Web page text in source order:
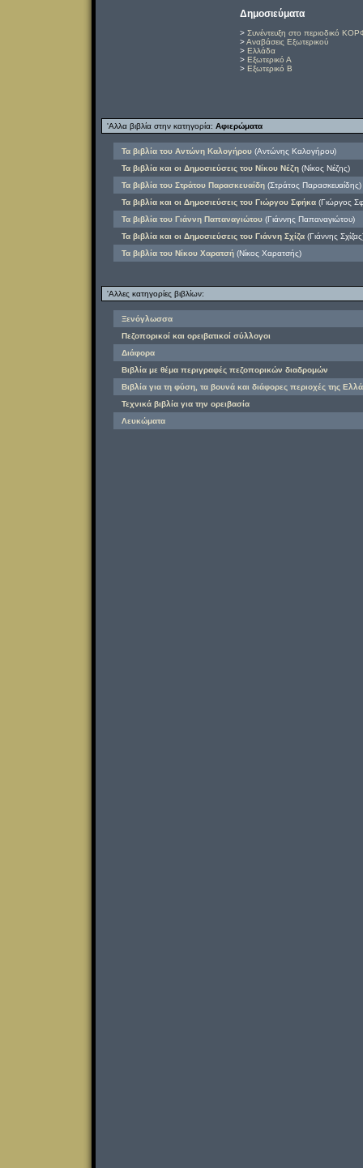
Δημοσιεύματα
> Συνέντευξη στο περιοδικό
>Αναβάσεις Εξωτερικού
> Ελλάδα
> Εξωτερικό Α
> Εξωτερικό Β
'Αλλα βιβλία στην κατηγορία: Αφιερώματα
Τα βιβλία του Αντώνη Καλογήρου(Αντώνης Καλογήρου)
Τα βιβλία και οι Δημοσιεύσεις του Νίκου Νέζη(Νίκος Νέζης)
Τα βιβλία του Στράτου Παρασκευαίδη (Στράτος Παρασκευαίδης)
Τα βιβλία και οι Δημοσιεύσεις του Γιώργου Σφήκα(Γιώργος
Τα βιβλία του Γιάννη Παπαναγιώτου(Γιάννης Παπαναγιώτου)
Τα βιβλία και οι Δημοσιεύσεις του Γιάννη Σχίζα(Γιάννης
Τα βιβλία του Νίκου Χαρατσή(Νίκος Χαρατσής)
'Αλλες κατηγορίες βιβλίων:
Ξενόγλωσσα
Πεζοπορικοί και ορειβατικοί σύλλογοι
Διάφορα
Βιβλία με θέμα περιγραφές πεζοπορικών διαδρομών
Βιβλία για τη φύση, τα βουνά και διάφορες περιοχές της
Τεχνικά βιβλία για την ορειβασία
Λευκώματα